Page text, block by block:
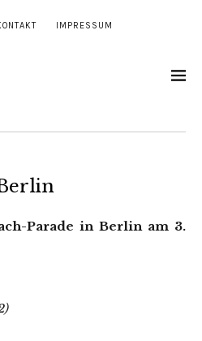
IMPRESSUM
Parade in Berlin am 3.